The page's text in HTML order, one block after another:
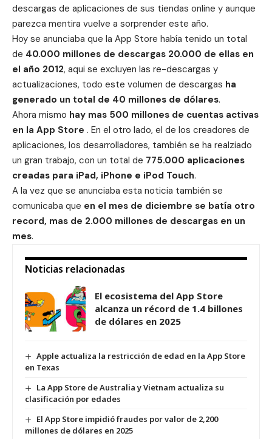
descargas de aplicaciones de sus tiendas online y aunque
parezca mentira vuelve a sorprender este año.
Hoy se anunciaba que la App Store había tenido un total
de 40.000 millones de descargas 20.000 de ellas en
el año 2012, aqui se excluyen las re-descargas y
actualizaciones, todo este volumen de descargas ha
generado un total de 40 millones de dólares.
Ahora mismo hay mas 500 millones de cuentas activas
en la App Store . En el otro lado, el de los creadores de
aplicaciones, los desarrolladores, también se ha realziado
un gran trabajo, con un total de 775.000 aplicaciones
creadas para iPad, iPhone e iPod Touch.
A la vez que se anunciaba esta noticia también se
comunicaba que en el mes de diciembre se batía otro
record, mas de 2.000 millones de descargas en un
mes.
Noticias relacionadas
El ecosistema del App Store
alcanza un récord de 1.4 billones
de dólares en 2025
Apple actualiza la restricción de edad en la App Store
en Texas
La App Store de Australia y Vietnam actualiza su
clasificación por edades
El App Store impidió fraudes por valor de 2,200
millones de dólares en 2025